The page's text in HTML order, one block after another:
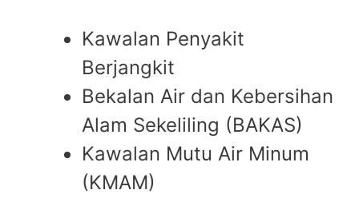
Kawalan Penyakit
Berjangkit
Bekalan Air dan Kebersihan
Alam Sekeliling (BAKAS)
Kawalan Mutu Air Minum
(KMAM)